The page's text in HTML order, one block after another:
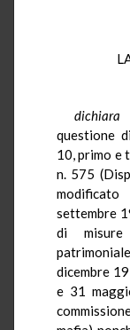
dichiara
questione
10, primo e
n. 575
settembre
di
dicembre
e 31